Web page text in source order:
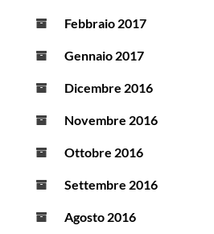
Febbraio 2017
Gennaio 2017
Dicembre 2016
Novembre 2016
Ottobre 2016
Settembre 2016
Agosto 2016